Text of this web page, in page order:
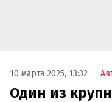
10 марта 2025, 13:32
Один из